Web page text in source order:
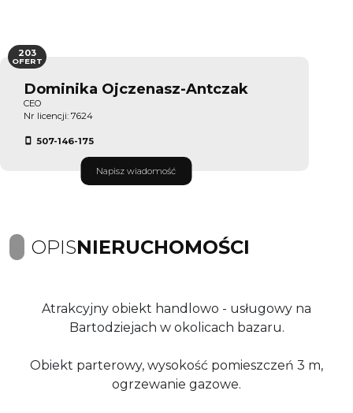
Dominika Ojczenasz-Antczak
CEO
Nr licencji: 7624
507-146-175
Napisz wiadomość
203
OFERT
OPISNIERUCHOMOŚCI
Atrakcyjny obiekt handlowo - usługowy na
Bartodziejach w okolicach bazaru.
Obiekt parterowy, wysokość pomieszczeń 3 m,
ogrzewanie gazowe.